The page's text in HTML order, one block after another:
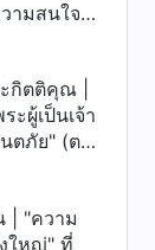
ะ
ล:
ร
พระ
ล:
ามสนใจ
กิตติคุณ |
ะผู้เป็นเจ้า
ตภัย" (ตอน
งไร?
| "ความ
ใหญ่" ที่